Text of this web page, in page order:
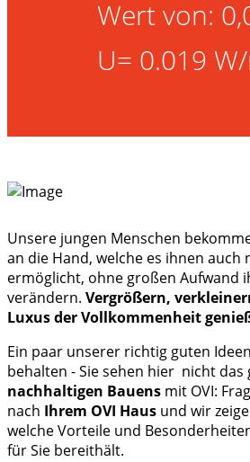
Wert von:
U= 0.019
Unsere jungen Menschen
an die Hand, welche es ihnen auch
ermöglicht, ohne großen Aufwand
verändern. Vergrößern,
Luxus der Vollkommenheit
Ein paar unserer richtig guten
behalten - Sie sehen hier nicht das
nachhaltigen Bauens mit OVI:
nach Ihrem OVI Haus und wir
welche Vorteile und
für Sie bereithält.